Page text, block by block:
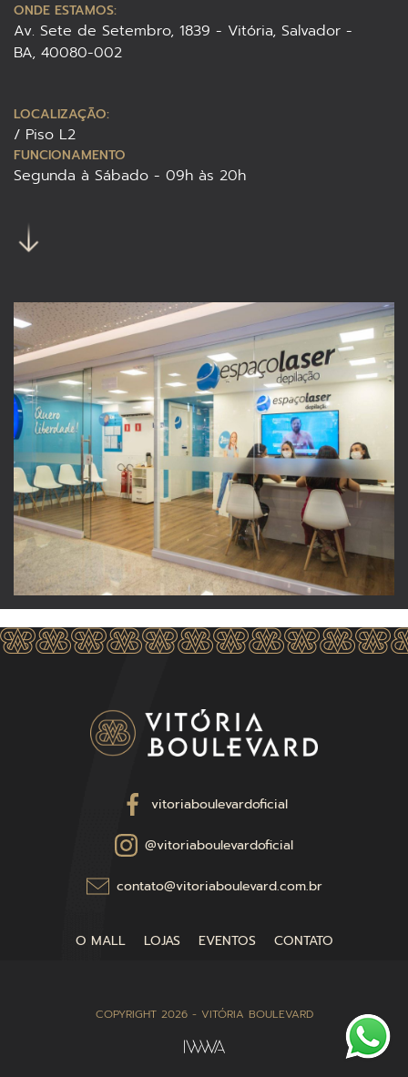
ONDE ESTAMOS:
Av. Sete de Setembro, 1839 - Vitória, Salvador -
BA, 40080-002
LOCALIZAÇÃO:
/ Piso L2
FUNCIONAMENTO
Segunda à Sábado - 09h às 20h
O MALL LOJAS EVENTOS CONTATO
vitoriaboulevardoficial
@vitoriaboulevardoficial
contato@vitoriaboulevard.com.br
COPYRIGHT 2026 - VITÓRIA BOULEVARD